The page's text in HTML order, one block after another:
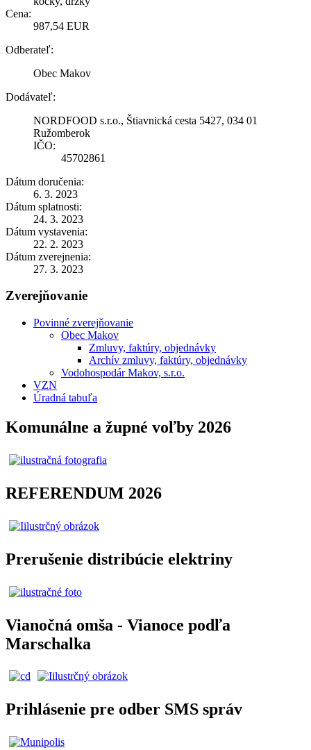
Cena:
987,54 EUR
Odberateľ:
Obec Makov
Dodávateľ:
NORDFOOD s.r.o., Štiavnická cesta 5427, 034 01
Ružomberok
IČO:
45702861
Dátum doručenia:
6. 3. 2023
Dátum splatnosti:
24. 3. 2023
Dátum vystavenia:
22. 2. 2023
Dátum zverejnenia:
27. 3. 2023
Zverejňovanie
Povinné zverejňovanie
Obec Makov
Zmluvy, faktúry, objednávky
Archív zmluvy, faktúry, objednávky
Vodohospodár Makov, s.r.o.
VZN
Úradná tabuľa
Komunálne a župné voľby 2026
REFERENDUM 2026
Prerušenie distribúcie elektriny
Vianočná omša - Vianoce podľa
Marschalka
Prihlásenie pre odber SMS správ